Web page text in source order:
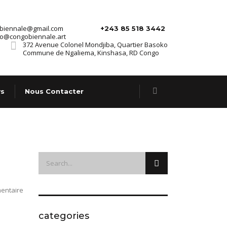
+243 85 518 3442
372 Avenue Colonel Mondjiba, Quartier Basoko
Commune de Ngaliema, Kinshasa, RD Congo
Nous Contacter
categories